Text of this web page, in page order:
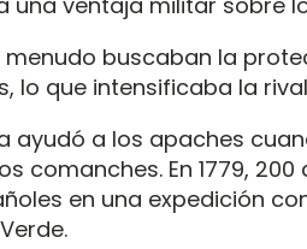
menudo buscaban la
lo que intensificaba la
ayudó a los apaches
comanches. En 1779,
en una expedición